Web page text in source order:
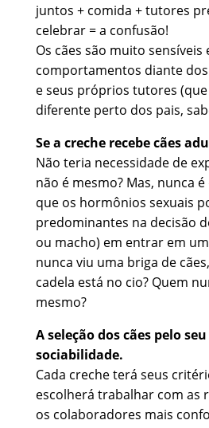
juntos + comida + tutores
celebrar = a confusão!
Os cães são muito
comportamentos diante
e seus próprios tutores
diferente perto dos pais,
Se a creche recebe cães
Não teria necessidade de
não é mesmo? Mas, nunca
que os hormônios sexuais
predominantes na decisão
ou macho) em entrar em
nunca viu uma briga de
cadela está no cio? Quem
mesmo?
A seleção dos cães pelo
sociabilidade.
Cada creche terá seus
escolherá trabalhar com as
os colaboradores mais